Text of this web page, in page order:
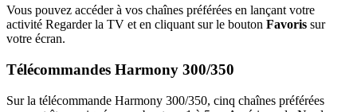
Vous pouvez accéder à vos chaînes préférées en lançant votre
activité Regarder la TV et en cliquant sur le bouton Favoris sur
votre écran.
Télécommandes Harmony 300/350
Sur la télécommande Harmony 300/350, cinq chaînes préférées